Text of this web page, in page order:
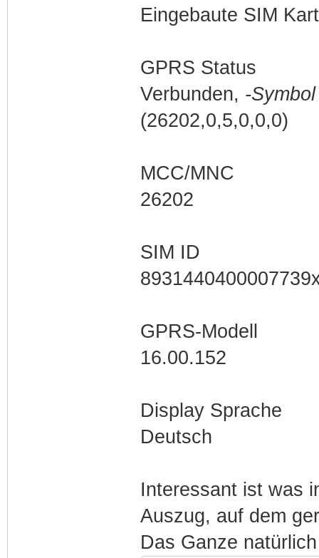
Eingebaute SIM
GPRS Status
Verbunden, -
(26202,0,5,0,0,0)
MCC/MNC
26202
SIM ID
GPRS-Modell
16.00.152
Display Sprache
Deutsch
Interessant ist was
Auszug, auf dem
Das Ganze